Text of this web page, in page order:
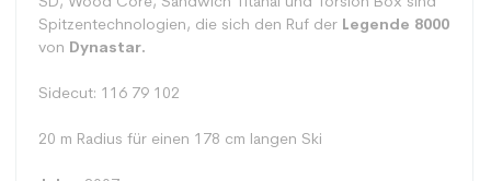
Spitzentechnologien, die sich den Ruf der Legende 8000
von Dynastar.
Sidecut: 116 79 102
20 m Radius für einen 178 cm langen Ski